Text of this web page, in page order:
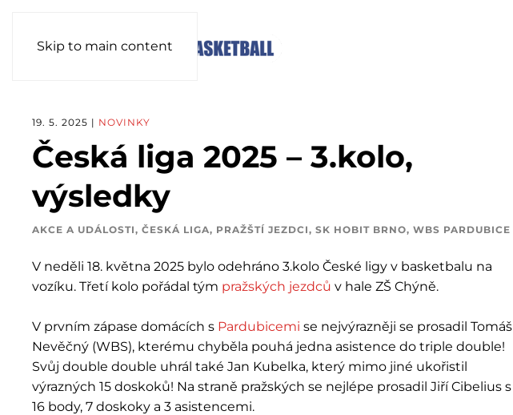
Skip to main content
19. 5. 2025 | NOVINKY
Česká liga 2025 – 3.kolo,
výsledky
AKCE A UDÁLOSTI, ČESKÁ LIGA, PRAŽŠTÍ JEZDCI, SK HOBIT BRNO, WBS PARDUBICE
V neděli 18. května 2025 bylo odehráno 3.kolo České ligy v basketbalu na
vozíku. Třetí kolo pořádal tým pražských jezdců v hale ZŠ Chýně.
V prvním zápase domácích s Pardubicemi se nejvýrazněji se prosadil Tomáš
Nevěčný (WBS), kterému chyběla pouhá jedna asistence do triple double!
Svůj double double uhrál také Jan Kubelka, který mimo jiné ukořistil
výrazných 15 doskoků! Na straně pražských se nejlépe prosadil Jiří Cibelius s
16 body, 7 doskoky a 3 asistencemi.